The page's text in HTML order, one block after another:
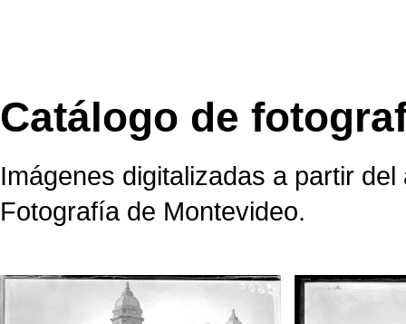
Catálogo de
Imágenes digitalizadas a partir
Fotografía de Montevideo.